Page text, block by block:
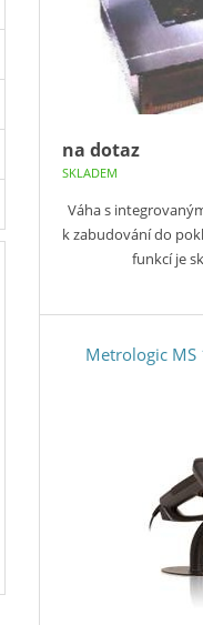
na dotaz
SKLADEM
Váha s
k zabudování do
funkcí je
Metrologic MS